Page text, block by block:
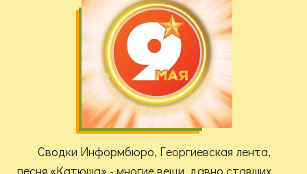
Сводки Информбюро, Георгиевская лента,